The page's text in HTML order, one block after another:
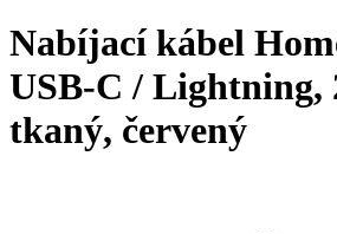
Nabíjací kábel
USB-C / Lightning,
tkaný, červený